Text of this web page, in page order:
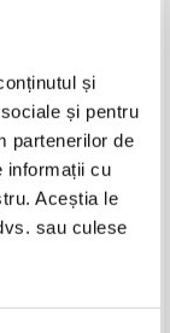
și
și pentru
partenerilor de
informații cu
Aceștia le
sau culese
and Elsworth.
în coș